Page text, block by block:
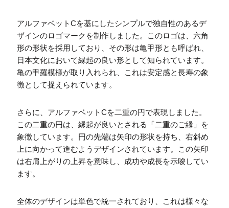
アルファベットCを基にしたシンプルで独自性のあるデ
ザインのロゴマークを制作しました。このロゴは、六角
形の形状を採用しており、その形は亀甲形とも呼ばれ、
日本文化において縁起の良い形として知られています。
亀の甲羅模様が取り入れられ、これは安定感と長寿の象
徴として捉えられています。
さらに、アルファベットCを二重の円で表現しました。
この二重の円は、縁起が良いとされる「二重のご縁」を
象徴しています。円の先端は矢印の形状を持ち、右斜め
上に向かって進むようデザインされています。この矢印
は右肩上がりの上昇を意味し、成功や成長を示唆してい
ます。
全体のデザインは単色で統一されており、これは様々な